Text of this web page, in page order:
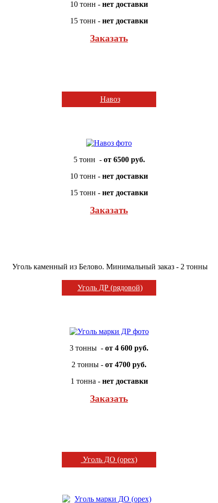
10 тонн - нет доставки
15 тонн - нет доставки
Заказать
Навоз
5 тонн - от 6500 руб.
10 тонн - нет доставки
15 тонн - нет доставки
Заказать
Уголь каменный из Белово. Минимальный заказ - 2 тонны
Уголь ДР (рядовой)
3 тонны - от 4 600 руб.
2 тонны - от 4700 руб.
1 тонна - нет доставки
Заказать
Уголь ДО (орех)